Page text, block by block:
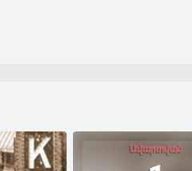
Ավարտված